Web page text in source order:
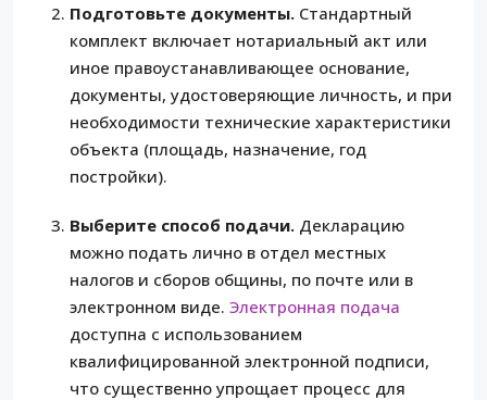
Подготовьте документы. Стандартный
комплект включает нотариальный акт или
иное правоустанавливающее основание,
документы, удостоверяющие личность, и при
необходимости технические характеристики
объекта (площадь, назначение, год
постройки).
Выберите способ подачи. Декларацию
можно подать лично в отдел местных
налогов и сборов общины, по почте или в
электронном виде. Электронная подача
доступна с использованием
квалифицированной электронной подписи,
что существенно упрощает процесс для